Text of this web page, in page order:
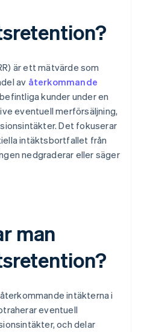
är ett mätvärde som
av återkommande
kunder under en
eventuell merförsäljning,
Det fokuserar
intäktsbortfallet från
nedgraderar eller säger
man
intäkterna i
eventuell
och delar